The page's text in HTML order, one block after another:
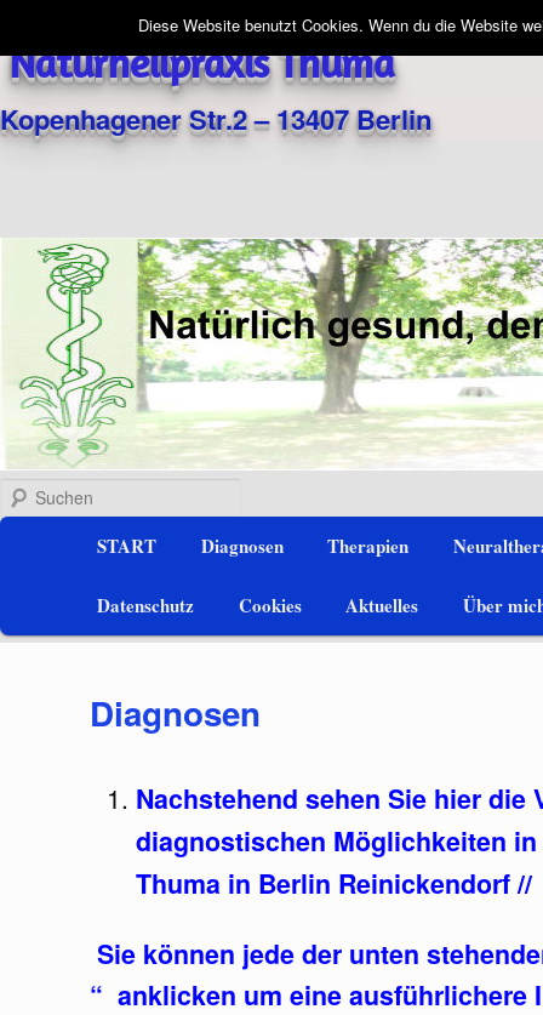
Naturheilpraxis Thuma
Kopenhagener Str.2 – 13407 Berlin
Suchen
Hauptmenü
Zum
Inhalt
START Diagnosen Therapien
Datenschutz Cookies Aktuelles Über
Diagnosen
Nachstehend sehen Sie hier die
diagnostischen Möglichkeiten
Thuma in Berlin Reinickendorf //
Sie können jede der unten
“ anklicken um eine ausführlichere
Diese Website benutzt Cookies. Wenn du die Website